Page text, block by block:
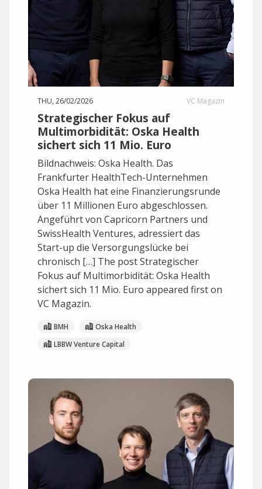
THU, 26/02/2026 VC Magazin
Strategischer Fokus auf
Multimorbidität: Oska Health
sichert sich 11 Mio. Euro
Bildnachweis: Oska Health. Das
Frankfurter HealthTech-Unternehmen
Oska Health hat eine Finanzierungsrunde
über 11 Millionen Euro abgeschlossen.
Angeführt von Capricorn Partners und
SwissHealth Ventures, adressiert das
Start-up die Versorgungslücke bei
chronisch […] The post Strategischer
Fokus auf Multimorbidität: Oska Health
sichert sich 11 Mio. Euro appeared first on
VC Magazin.
BMH
Oska Health
LBBW Venture Capital